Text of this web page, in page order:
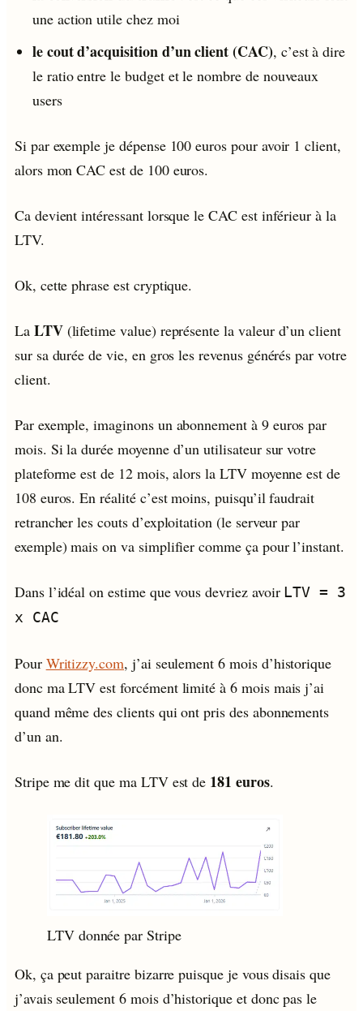
une action utile chez moi
le cout d’acquisition d’un client (CAC), c’est à dire
le ratio entre le budget et le nombre de nouveaux
users
Si par exemple je dépense 100 euros pour avoir 1 client,
alors mon CAC est de 100 euros.
Ca devient intéressant lorsque le CAC est inférieur à la
LTV.
Ok, cette phrase est cryptique.
La LTV(lifetime value) représente la valeur d’un client
sur sa durée de vie, en gros les revenus générés par votre
client.
Par exemple, imaginons un abonnement à 9 euros par
mois. Si la durée moyenne d’un utilisateur sur votre
plateforme est de 12 mois, alors la LTV moyenne est de
108 euros. En réalité c’est moins, puisqu’il faudrait
retrancher les couts d’exploitation (le serveur par
exemple) mais on va simplifier comme ça pour l’instant.
Dans l’idéal on estime que vous devriez avoir LTV = 3
x CAC
Pour Writizzy.com, j’ai seulement 6 mois d’historique
donc ma LTV est forcément limité à 6 mois mais j’ai
quand même des clients qui ont pris des abonnements
d’un an.
Stripe me dit que ma LTV est de 181 euros.
LTV donnée par Stripe
Ok, ça peut paraitre bizarre puisque je vous disais que
j’avais seulement 6 mois d’historique et donc pas le